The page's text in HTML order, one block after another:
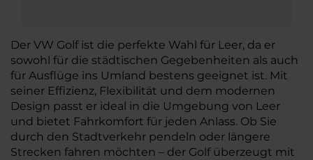
Der VW Golf ist die perfekte Wahl für Leer, da er
sowohl für die städtischen Gegebenheiten als auch
für Ausflüge ins Umland bestens geeignet ist. Mit
seiner Effizienz, Flexibilität und dem modernen
Design passt er ideal in die Umgebung von Leer
und bietet Fahrkomfort für jeden Anlass. Ob Sie
durch den Stadtverkehr pendeln oder längere
Strecken fahren möchten – der Golf überzeugt mit